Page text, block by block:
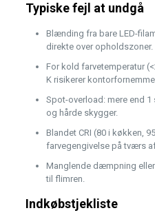
Typiske fejl at undgå
Blænding fra bare LED-
direkte over opholdszoner.
For kold farvetemperatur
K risikerer
Spot-overload: mere end 1
og hårde skygger.
Blandet CRI (80 i køkken,
farvegengivelse på tværs
Manglende dæmpning
til flimren.
Indkøbstjekliste